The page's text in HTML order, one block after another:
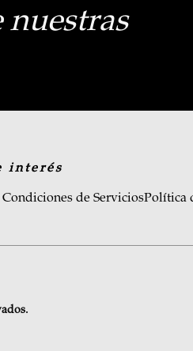
interés
de ServiciosPolítica